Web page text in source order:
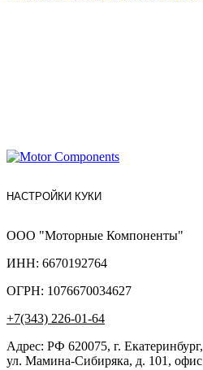
НАСТРОЙКИ КУКИ
ООО "Моторные Компоненты"
ИНН: 6670192764
ОГРН: 1076670034627
+7(343) 226-01-64
Адрес: РФ 620075, г. Екатеринбург,
ул. Мамина-Сибиряка, д. 101,